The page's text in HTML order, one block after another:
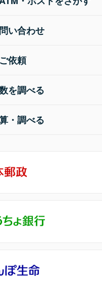
い合わせ
依頼
を調べる
・調べる